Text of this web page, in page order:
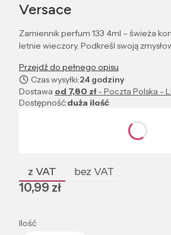
Versace
Zamiennik perfum 133 4ml – świeża
letnie wieczory. Podkreśl swoją
Przejdź do pełnego opisu
Czas wysyłki:24 godziny
Dostawa od 7,80 zł- Poczta Polska -
Dostępność:duża ilość
Poszczególne warianty mogą różnić się
z VAT bez VAT
Cena
10,99 zł
Ilość